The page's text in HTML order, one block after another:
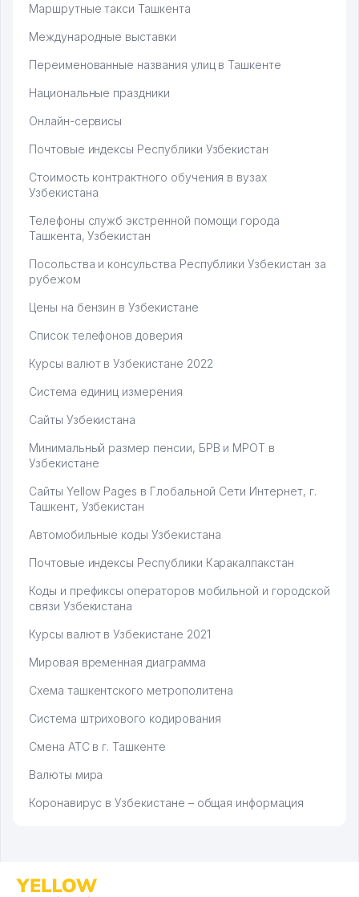
Маршрутные такси Ташкента
Международные выставки
Переименованные названия улиц в Ташкенте
Национальные праздники
Онлайн-сервисы
Почтовые индексы Республики Узбекистан
Стоимость контрактного обучения в вузах
Узбекистана
Телефоны служб экстренной помощи города
Ташкента, Узбекистан
Посольства и консульства Республики Узбекистан за
рубежом
Цены на бензин в Узбекистане
Список телефонов доверия
Курсы валют в Узбекистане 2022
Система единиц измерения
Сайты Узбекистана
Минимальный размер пенсии, БРВ и МРОТ в
Узбекистане
Сайты Yellow Pages в Глобальной Сети Интернет, г.
Ташкент, Узбекистан
Автомобильные коды Узбекистана
Почтовые индексы Республики Каракалпакстан
Коды и префиксы операторов мобильной и городской
связи Узбекистана
Курсы валют в Узбекистане 2021
Мировая временная диаграмма
Схема ташкентского метрополитена
Система штрихового кодирования
Смена АТС в г. Ташкенте
Валюты мира
Коронавирус в Узбекистане – общая информация